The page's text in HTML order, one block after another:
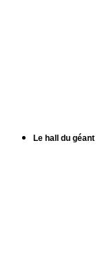
Le hall du géant